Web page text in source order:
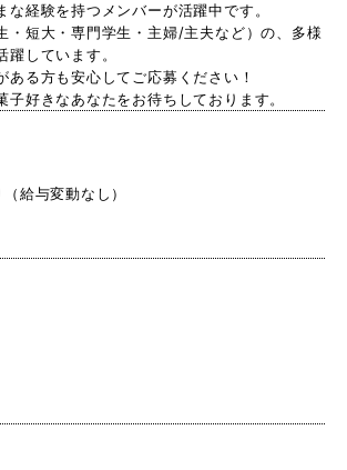
な経験を持つメンバーが活躍中です。
・短大・専門学生・主婦/主夫など）の、多様
しています。
ある方も安心してご応募ください！
子好きなあなたをお待ちしております。
給与変動なし）